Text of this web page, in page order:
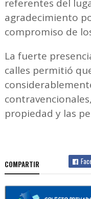
referentes del
agradecimiento
compromiso de
La fuerte
calles permitió
propiedad y las
COMPARTIR